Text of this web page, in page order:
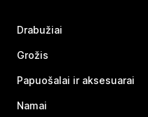
Drabužiai
Grožis
Papuošalai ir aksesuarai
Namai